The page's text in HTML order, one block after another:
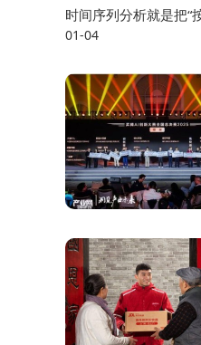
时间序列分析就是把“
让业务提前看见下周/
01-04